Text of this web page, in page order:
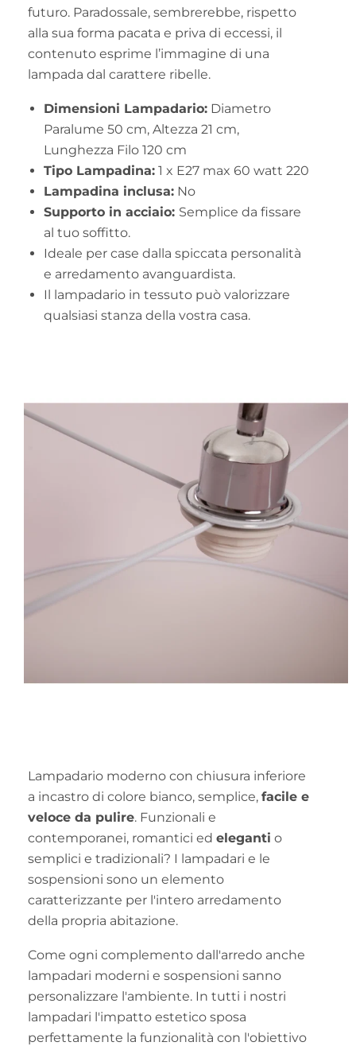
futuro. Paradossale, sembrerebbe, rispetto
alla sua forma pacata e priva di eccessi, il
contenuto esprime l’immagine di una
lampada dal carattere ribelle.
Dimensioni Lampadario: Diametro
Paralume 50 cm, Altezza 21 cm,
Lunghezza Filo 120 cm
Tipo Lampadina: 1 x E27 max 60 watt 220
Lampadina inclusa: No
Supporto in acciaio: Semplice da fissare
al tuo soffitto.
Ideale per case dalla spiccata personalità
e arredamento avanguardista.
Il lampadario in tessuto può valorizzare
qualsiasi stanza della vostra casa.
Lampadario moderno con chiusura inferiore
a incastro di colore bianco, semplice, facile e
veloce da pulire. Funzionali e
contemporanei, romantici ed eleganti o
semplici e tradizionali? I lampadari e le
sospensioni sono un elemento
caratterizzante per l'intero arredamento
della propria abitazione.
Come ogni complemento dall'arredo anche
lampadari moderni e sospensioni sanno
personalizzare l'ambiente. In tutti i nostri
lampadari l'impatto estetico sposa
perfettamente la funzionalità con l'obiettivo